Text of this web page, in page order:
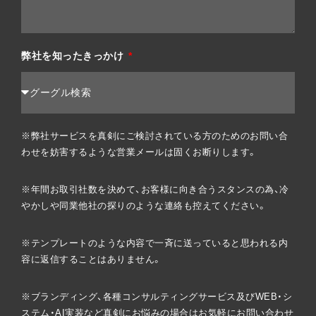
弊社を知ったきっかけ
※弊社サービスを真剣にご検討されている方のためのお問い合
わせを妨害するような営業メールは固くお断りします。
※年間お取引社数を決めて、お客様に向き合うスタンスの為、冷
やかしや同業他社の探りのような連絡も控えてください。
※テンプレートのような内容で一斉に送っていると思われる内
容に返信することはありません。
※ブランディング、各種コンサルティングサービス及びWEB・シ
ステム・AI実装など真剣にお悩みの場合はお気軽にお問い合わせ